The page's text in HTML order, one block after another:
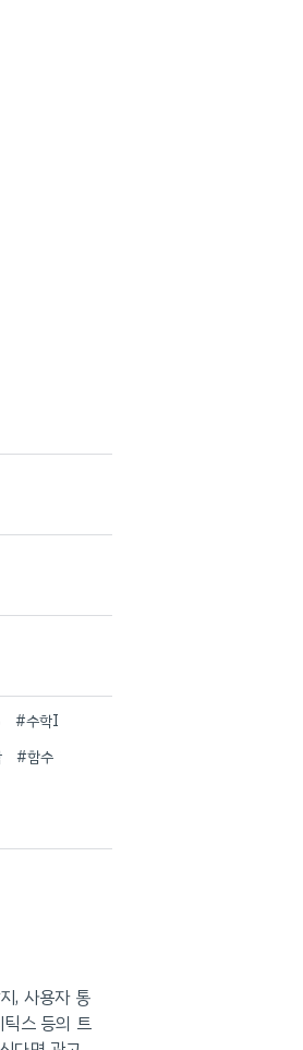
#수학I
#함수
, 사용자 통
스 등의 트